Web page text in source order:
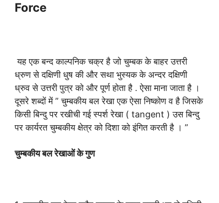
Force
यह एक बन्द काल्पनिक चक्र है जो चुम्बक के बाहर उत्तरी
ध्रुण से दक्षिणी धुष की और सथा भुस्यक के अन्दर दक्षिणी
ध्रुव से उत्तरी पुत्र को और पूर्ण होता है . ऐसा माना जाता है ।
दूसरे शब्दों में ” चुम्बकीय बल रेखा एक ऐसा निष्कोण व है जिसके
किसी बिन्दु पर रखीची गई स्पर्श रेखा ( tangent ) उस बिन्दु
पर कार्यरत चुम्बकीय क्षेत्र को दिशा को इंगित करती है । ”
चुम्बकीय बल रेखाओं के गुण